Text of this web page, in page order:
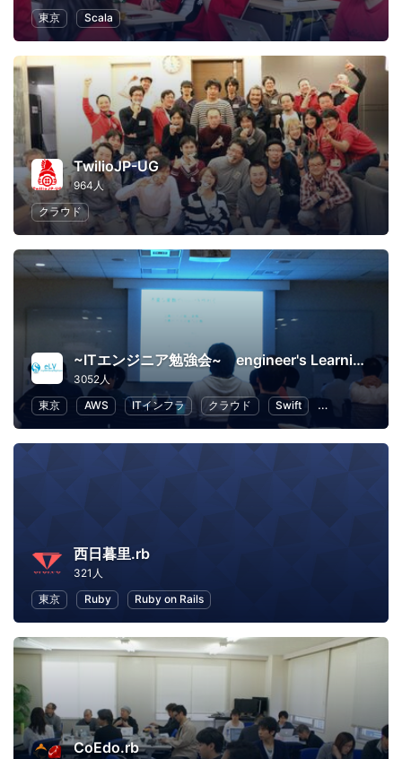
東京
Scala
TwilioJP-UG
964人
クラウド
~ITエンジニア勉強会~ engineer's Learning･Vesper
3052人
東京
AWS ITインフラ クラウド Swift プログラミング
西日暮里.rb
321人
東京
Ruby Ruby on Rails
CoEdo.rb